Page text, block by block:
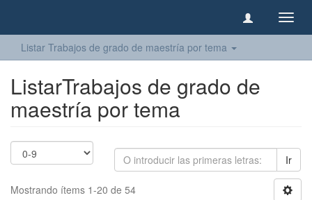
Listar Trabajos de grado de maestría por tema
ListarTrabajos de grado de
maestría por tema
Ir
Mostrando ítems 1-20 de 54